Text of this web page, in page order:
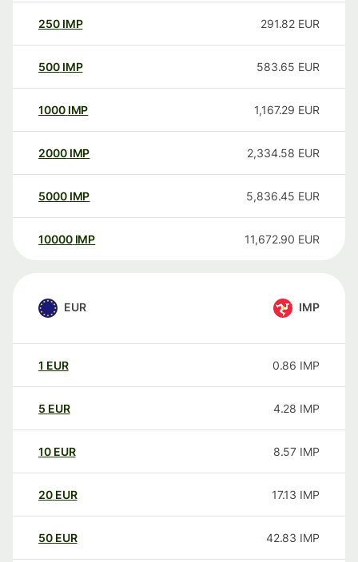
250 IMP 291.82 EUR
500 IMP 583.65 EUR
1000 IMP 1,167.29 EUR
2000 IMP 2,334.58 EUR
5000 IMP 5,836.45 EUR
10000 IMP 11,672.90 EUR
EUR IMP
1 EUR 0.86 IMP
5 EUR 4.28 IMP
10 EUR 8.57 IMP
20 EUR 17.13 IMP
50 EUR 42.83 IMP